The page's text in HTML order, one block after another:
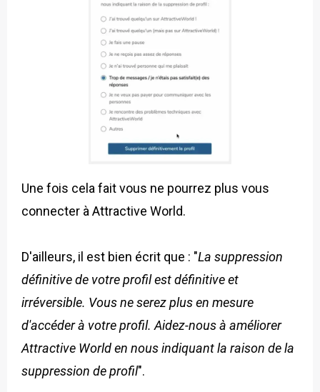
Une fois cela fait vous ne pourrez plus vous
connecter à Attractive World.
D'ailleurs, il est bien écrit que : "La suppression
définitive de votre profil est définitive et
irréversible. Vous ne serez plus en mesure
d'accéder à votre profil. Aidez-nous à améliorer
Attractive World en nous indiquant la raison de la
suppression de profil".